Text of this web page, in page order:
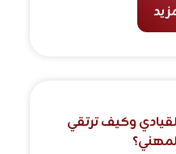
وكيف ترتقي